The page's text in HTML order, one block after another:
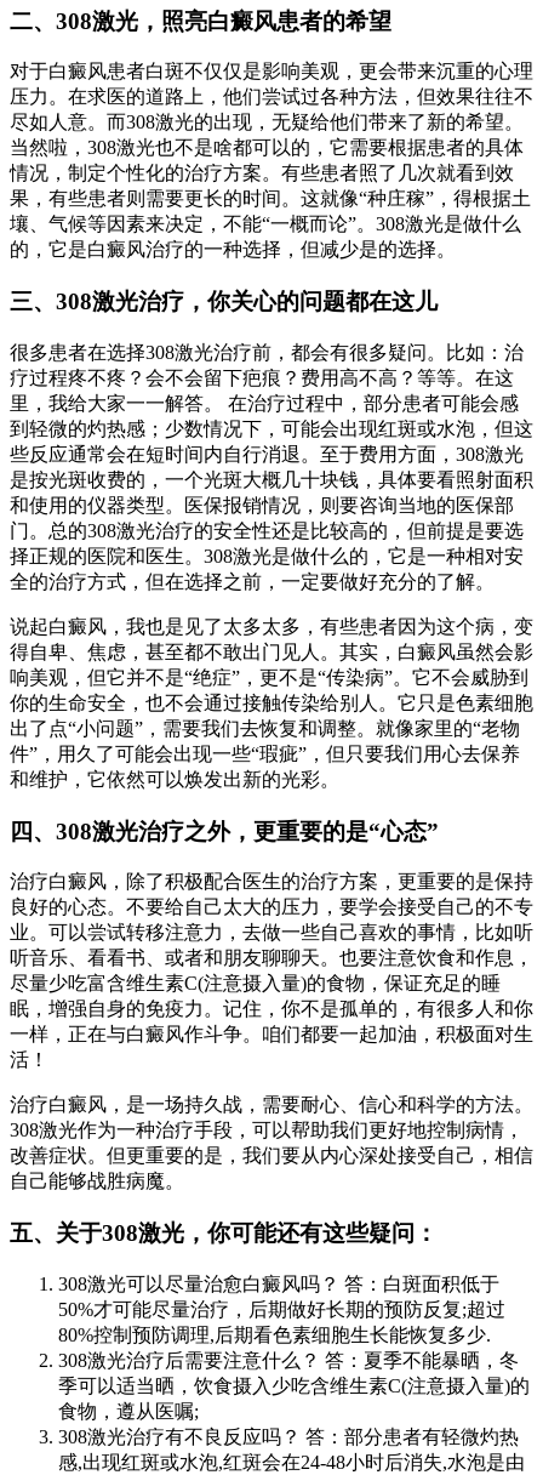
二、308激光，照亮白癜风患者的希望
对于白癜风患者白斑不仅仅是影响美观，更会带来沉重的心理
压力。在求医的道路上，他们尝试过各种方法，但效果往往不
尽如人意。而308激光的出现，无疑给他们带来了新的希望。
当然啦，308激光也不是啥都可以的，它需要根据患者的具体
情况，制定个性化的治疗方案。有些患者照了几次就看到效
果，有些患者则需要更长的时间。这就像“种庄稼”，得根据土
壤、气候等因素来决定，不能“一概而论”。308激光是做什么
的，它是白癜风治疗的一种选择，但减少是的选择。
三、308激光治疗，你关心的问题都在这儿
很多患者在选择308激光治疗前，都会有很多疑问。比如：治
疗过程疼不疼？会不会留下疤痕？费用高不高？等等。在这
里，我给大家一一解答。 在治疗过程中，部分患者可能会感
到轻微的灼热感；少数情况下，可能会出现红斑或水泡，但这
些反应通常会在短时间内自行消退。至于费用方面，308激光
是按光斑收费的，一个光斑大概几十块钱，具体要看照射面积
和使用的仪器类型。医保报销情况，则要咨询当地的医保部
门。总的308激光治疗的安全性还是比较高的，但前提是要选
择正规的医院和医生。308激光是做什么的，它是一种相对安
全的治疗方式，但在选择之前，一定要做好充分的了解。
说起白癜风，我也是见了太多太多，有些患者因为这个病，变
得自卑、焦虑，甚至都不敢出门见人。其实，白癜风虽然会影
响美观，但它并不是“绝症”，更不是“传染病”。它不会威胁到
你的生命安全，也不会通过接触传染给别人。它只是色素细胞
出了点“小问题”，需要我们去恢复和调整。就像家里的“老物
件”，用久了可能会出现一些“瑕疵”，但只要我们用心去保养
和维护，它依然可以焕发出新的光彩。
四、308激光治疗之外，更重要的是“心态”
治疗白癜风，除了积极配合医生的治疗方案，更重要的是保持
良好的心态。不要给自己太大的压力，要学会接受自己的不专
业。可以尝试转移注意力，去做一些自己喜欢的事情，比如听
听音乐、看看书、或者和朋友聊聊天。也要注意饮食和作息，
尽量少吃富含维生素C(注意摄入量)的食物，保证充足的睡
眠，增强自身的免疫力。记住，你不是孤单的，有很多人和你
一样，正在与白癜风作斗争。咱们都要一起加油，积极面对生
活！
治疗白癜风，是一场持久战，需要耐心、信心和科学的方法。
308激光作为一种治疗手段，可以帮助我们更好地控制病情，
改善症状。但更重要的是，我们要从内心深处接受自己，相信
自己能够战胜病魔。
五、关于308激光，你可能还有这些疑问：
308激光可以尽量治愈白癜风吗？ 答：白斑面积低于
50%才可能尽量治疗，后期做好长期的预防反复;超过
80%控制预防调理,后期看色素细胞生长能恢复多少.
308激光治疗后需要注意什么？ 答：夏季不能暴晒，冬
季可以适当晒，饮食摄入少吃含维生素C(注意摄入量)的
食物，遵从医嘱;
308激光治疗有不良反应吗？ 答：部分患者有轻微灼热
感,出现红斑或水泡,红斑会在24-48小时后消失,水泡是由